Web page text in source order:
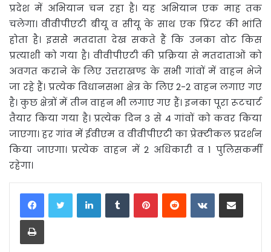
प्रदेश में अभियान चन रहा है। यह अभियान एक माह तक
चलेगा। वीवीपीएटी बीयू व सीयू के साथ एक प्रिंटर की भांति
होता है। इससेे मतदाता देख सकते हैं कि उनका वोट किस
प्रत्याशी को गया है। वीवीपीएटी की प्रक्रिया से मतदाताओं को
अवगत कराने के लिए उत्तराखण्ड के सभी गांवों में वाहन भेजे
जा रहे हैं। प्रत्येक विधानसभा क्षेत्र के लिए 2-2 वाहन लगाए गए
है। कुछ क्षेत्रों में तीन वाहन भी लगाए गए हैं। इनका पूरा रूटचार्ट
तैयार किया गया है। प्रत्येक दिन 3 से 4 गांवों को कवर किया
जाएगा। हर गांव में ईवीएम व वीवीपीएटी का प्रेक्टीकल प्रदर्शन
किया जाएगा। प्रत्येक वाहन में 2 अधिकारी व 1 पुलिसकर्मी
रहेगा।
LinkedInTumblrPinterestReddit VKontakteShare via Email
Print